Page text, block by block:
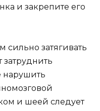
и закрепите его
затягивать
затруднить
нарушить
и шеей следует